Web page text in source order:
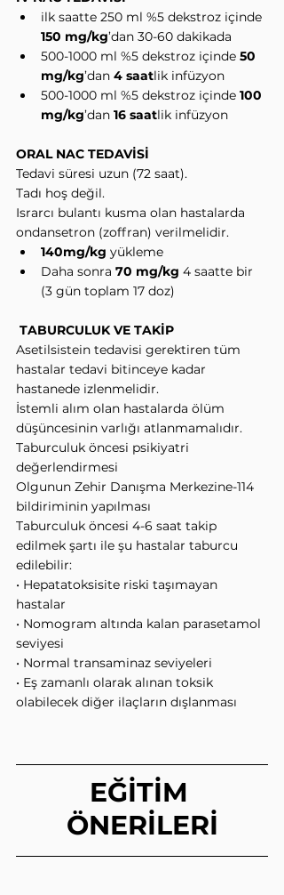
ilk saatte 250 ml %5 dekstroz içinde
150 mg/kg’dan 30-60 dakikada
500-1000 ml %5 dekstroz içinde 50
mg/kg’dan 4 saatlik infüzyon
500-1000 ml %5 dekstroz içinde 100
mg/kg’dan 16 saatlik infüzyon
ORAL NAC TEDAVİSİ
Tedavi süresi uzun (72 saat).
Tadı hoş değil.
Israrcı bulantı kusma olan hastalarda
ondansetron (zoffran) verilmelidir.
140mg/kg yükleme
Daha sonra 70 mg/kg 4 saatte bir
(3 gün toplam 17 doz)
TABURCULUK VE TAKİP
Asetilsistein tedavisi gerektiren tüm
hastalar tedavi bitinceye kadar
hastanede izlenmelidir.
İstemli alım olan hastalarda ölüm
düşüncesinin varlığı atlanmamalıdır.
Taburculuk öncesi psikiyatri
değerlendirmesi
Olgunun Zehir Danışma Merkezine-114
bildiriminin yapılması
Taburculuk öncesi 4-6 saat takip
edilmek şartı ile şu hastalar taburcu
edilebilir:
• Hepatatoksisite riski taşımayan
hastalar
• Nomogram altında kalan parasetamol
seviyesi
• Normal transaminaz seviyeleri
• Eş zamanlı olarak alınan toksik
olabilecek diğer ilaçların dışlanması
EĞİTİM
ÖNERİLERİ